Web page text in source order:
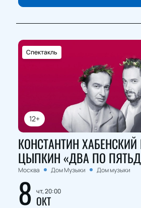
12+
Спектакль
КОНСТАНТИН
ЦЫПКИН «ДВА ПО
Москва Дом Музыки Дом музыки
8 чт, 20:00
ОКТ